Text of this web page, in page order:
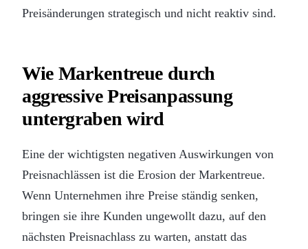
Preisänderungen strategisch und nicht reaktiv sind.
Wie Markentreue durch
aggressive Preisanpassung
untergraben wird
Eine der wichtigsten negativen Auswirkungen von
Preisnachlässen ist die Erosion der Markentreue.
Wenn Unternehmen ihre Preise ständig senken,
bringen sie ihre Kunden ungewollt dazu, auf den
nächsten Preisnachlass zu warten, anstatt das